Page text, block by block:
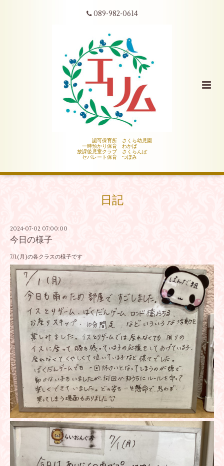
089-982-0614
認可保育所 さくら幼児園
一時預かり保育 わかば
放課後児童クラブ さくらんぼ
セパレート保育 つぼみ
日記
2024-07-02 07:00:00
今日の様子
7/1(月)の各クラスの様子です